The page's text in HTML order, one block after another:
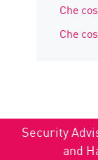
Che
Che
Security
and